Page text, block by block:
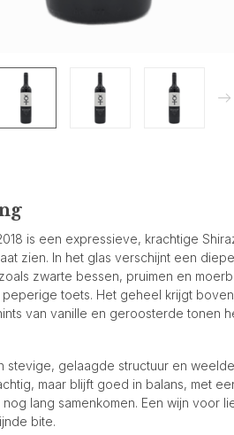
is een expressieve, krachtige
zien. In het glas verschijnt een
zwarte bessen, pruimen en
toets. Het geheel krijgt
van vanille en geroosterde tonen
stevige, gelaagde structuur en
maar blijft goed in balans, met
lang samenkomen. Een wijn voor
bite.